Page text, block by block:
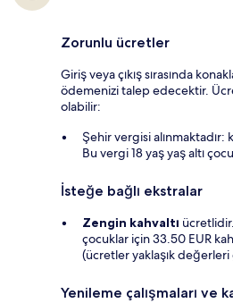
Zorunlu ücretler
Giriş veya çıkış sırasında
ödemenizi talep edecektir.
olabilir:
Şehir vergisi alınmaktadır:
Bu vergi 18 yaş yaş altı
İsteğe bağlı ekstralar
Zengin kahvaltı
çocuklar için 33.50 EUR
(ücretler yaklaşık
Yenileme çalışmaları ve